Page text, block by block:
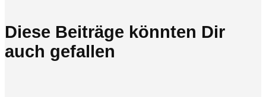
Diese Beiträge könnten Dir
auch gefallen